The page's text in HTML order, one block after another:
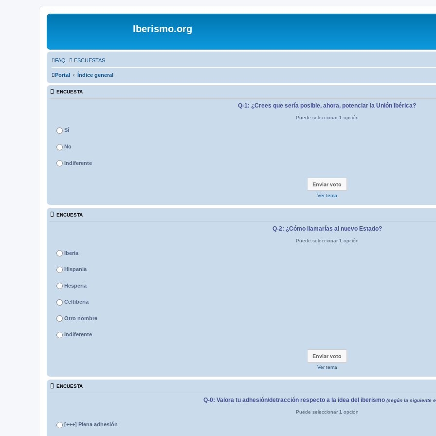
Iberismo.org
FAQ ESCUESTAS
Portal Índice general
ENCUESTA
Q-1: ¿Crees que sería posible, ahora, potenciar la Unión Ibérica?
Puede seleccionar 1opción
Sí
No
Indiferente
Ver tema
ENCUESTA
Q-2: ¿Cómo llamarías al nuevo Estado?
Puede seleccionar 1 opción
Iberia
Hispania
Hesperia
Celtiberia
Otro nombre
Indiferente
Ver tema
ENCUESTA
Q-0: Valora tu adhesión/detracción respecto a la idea del iberismo (según la siguiente
Puede seleccionar 1opción
[+++] Plena adhesión